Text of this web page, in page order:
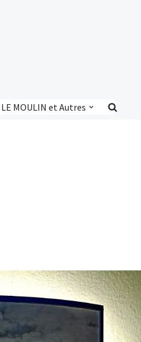
LE MOULIN et Autres